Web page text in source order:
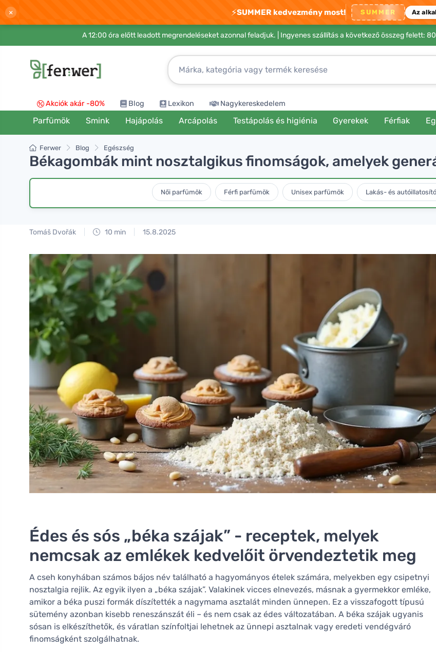
× ⚡SUMMER kedvezmény most! SUMMER Az
A 12:00 óra előtt leadott megrendeléseket azonnal feladjuk. | Ingyenes szállítás a következő összeg felett: 80
Akciók akár -80% Blog Lexikon Nagykereskedelem
Parfümök Smink Hajápolás Arcápolás Testápolás és higiénia Gyerekek Férfiak
Ferwer Blog Egészség
Békagombák mint nosztalgikus finomságok, amelyek
Női parfümök Férfi parfümök Unisex parfümök Lakás- és
Tomáš Dvořák 10 min 15.8.2025
Édes és sós „béka szájak” - receptek, melyek
nemcsak az emlékek kedvelőit örvendeztetik meg
A cseh konyhában számos bájos név található a hagyományos ételek számára, melyekben egy csipetnyi
nosztalgia rejlik. Az egyik ilyen a „béka szájak”. Valakinek vicces elnevezés, másnak a gyermekkor emléke,
amikor a béka puszi formák díszítették a nagymama asztalát minden ünnepen. Ez a visszafogott típusú
sütemény azonban kisebb reneszánszát éli – és nem csak az édes változatában. A béka szájak ugyanis
sósan is elkészíthetők, és váratlan színfoltjai lehetnek az ünnepi asztalnak vagy eredeti vendégváró
finomságként szolgálhatnak.